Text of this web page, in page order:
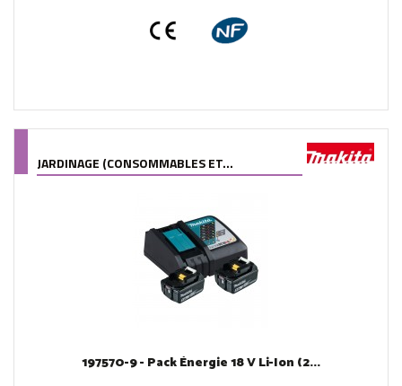
JARDINAGE (CONSOMMABLES ET...
197570-9 - Pack Énergie 18 V Li-Ion (2...